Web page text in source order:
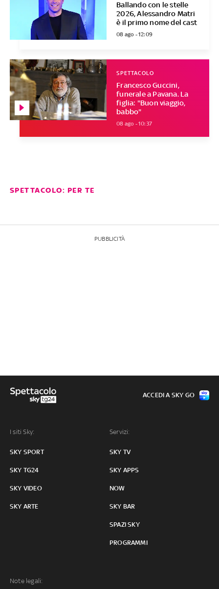
Ballando con le stelle
2026, Alessandro Matri
è il primo nome del cast
08 ago - 12:09
Francesco Guccini,
funerale a Pavana. La
figlia: "Buon viaggio,
babbo"
SPETTACOLO
08 ago - 10:37
SPETTACOLO: PER TE
PUBBLICITÀ
I siti Sky:
SKY SPORT
SKY TG24
SKY VIDEO
SKY ARTE
Servizi:
SKY TV
SKY APPS
NOW
SKY BAR
SPAZI SKY
PROGRAMMI
Note legali:
ACCEDI A SKY GO